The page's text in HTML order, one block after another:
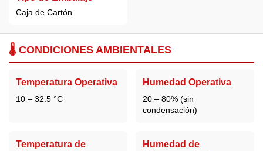
Caja de Cartón
🌡️ CONDICIONES AMBIENTALES
Temperatura Operativa
10 – 32.5 °C
Humedad Operativa
20 – 80% (sin
condensación)
Temperatura de
Humedad de